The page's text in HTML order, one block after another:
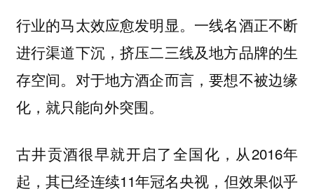
行业的马太效应愈发明显。一线名酒正不断
进行渠道下沉，挤压二三线及地方品牌的生
存空间。对于地方酒企而言，要想不被边缘
化，就只能向外突围。
古井贡酒很早就开启了全国化，从2016年
起，其已经连续11年冠名央视，但效果似乎